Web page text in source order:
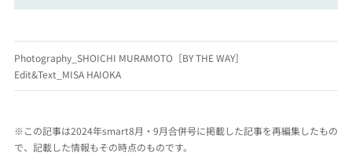
Photography_SHOICHI MURAMOTO［BY THE WAY］
Edit&Text_MISA HAIOKA
※この記事は2024年smart8月・9月合併号に掲載した記事を再編集したもの
で、記載した情報もその時点のものです。